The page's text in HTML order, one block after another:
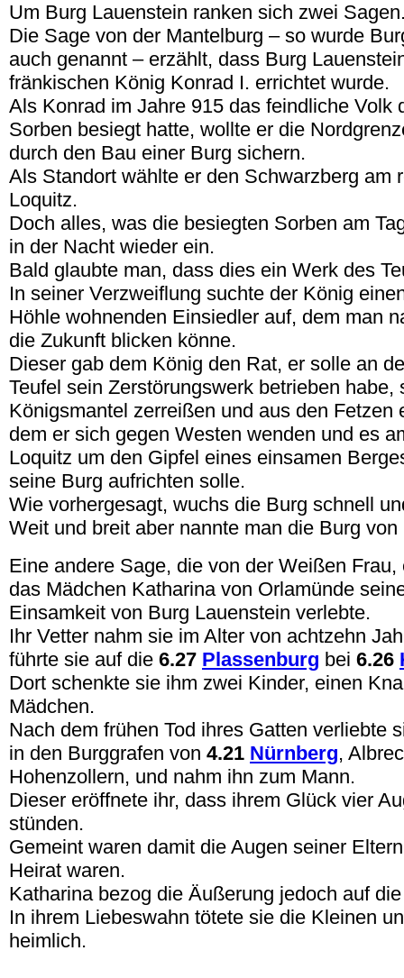
Um Burg Lauenstein ranken sich zwei
Die Sage von der Mantelburg – so wurde
auch genannt – erzählt, dass Burg
fränkischen König Konrad I. errichtet wurde.
Als Konrad im Jahre 915 das feindliche Volk
Sorben besiegt hatte, wollte er die
durch den Bau einer Burg sichern.
Als Standort wählte er den Schwarzberg am
Loquitz.
Doch alles, was die besiegten Sorben am
in der Nacht wieder ein.
Bald glaubte man, dass dies ein Werk des
In seiner Verzweiflung suchte der König
Höhle wohnenden Einsiedler auf, dem man
die Zukunft blicken könne.
Dieser gab dem König den Rat, er solle an
Teufel sein Zerstörungswerk betrieben habe,
Königsmantel zerreißen und aus den Fetzen
dem er sich gegen Westen wenden und es
Loquitz um den Gipfel eines einsamen
seine Burg aufrichten solle.
Wie vorhergesagt, wuchs die Burg schnell
Weit und breit aber nannte man die Burg
Eine andere Sage, die von der Weißen
das Mädchen Katharina von Orlamünde
Einsamkeit von Burg Lauenstein verlebte.
Ihr Vetter nahm sie im Alter von achtzehn
führte sie auf die 6.27 Plassenburg bei 6.26
Dort schenkte sie ihm zwei Kinder, einen
Mädchen.
Nach dem frühen Tod ihres Gatten verliebte
in den Burggrafen von 4.21 Nürnberg,
Hohenzollern, und nahm ihn zum Mann.
Dieser eröffnete ihr, dass ihrem Glück vier
stünden.
Gemeint waren damit die Augen seiner
Heirat waren.
Katharina bezog die Äußerung jedoch auf
In ihrem Liebeswahn tötete sie die Kleinen
heimlich.